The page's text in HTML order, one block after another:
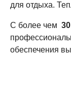
для отдыха.
С более чем
обеспечения